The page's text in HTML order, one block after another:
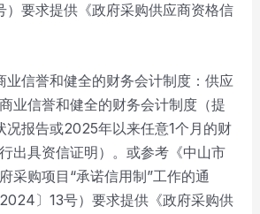
要求提供《政府采购供应商资格信
业信誉和健全的财务会计制度：供应
业信誉和健全的财务会计制度（提
报告或2025年以来任意1个月的财
出具资信证明）。或参考《中山市
采购项目“承诺信用制”工作的通
〕13号）要求提供《政府采购供